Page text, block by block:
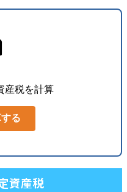
産税を計算
る
資産税